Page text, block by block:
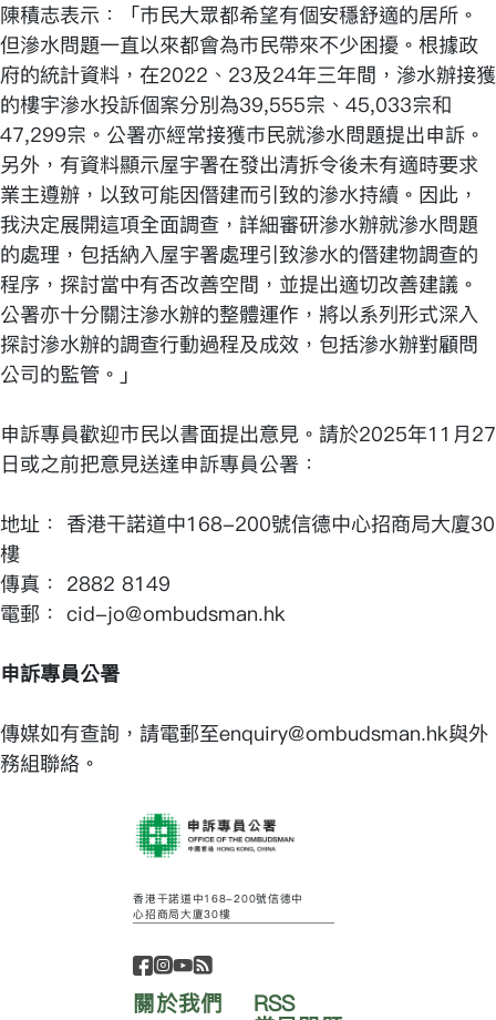
陳積志表示：「巿民大眾都希望有個安穩舒適的居所。
但滲水問題一直以來都會為巿民帶來不少困擾。根據政
府的統計資料，在2022、23及24年三年間，滲水辦接獲
的樓宇滲水投訴個案分別為39,555宗、45,033宗和
47,299宗。公署亦經常接獲巿民就滲水問題提出申訴。
另外，有資料顯示屋宇署在發出清拆令後未有適時要求
業主遵辦，以致可能因僭建而引致的滲水持續。因此，
我決定展開這項全面調查，詳細審研滲水辦就滲水問題
的處理，包括納入屋宇署處理引致滲水的僭建物調查的
程序，探討當中有否改善空間，並提出適切改善建議。
公署亦十分關注滲水辦的整體運作，將以系列形式深入
探討滲水辦的調查行動過程及成效，包括滲水辦對顧問
公司的監管。」
申訴專員歡迎市民以書面提出意見。請於2025年11月27
日或之前把意見送達申訴專員公署：
地址： 香港干諾道中168-200號信德中心招商局大廈30
樓
傳真： 2882 8149
電郵： cid-jo@ombudsman.hk
申訴專員公署
傳媒如有查詢，請電郵至enquiry@ombudsman.hk與外
務組聯絡。
香港干諾道中168-200號信德中
心招商局大廈30樓
關於我們 RSS